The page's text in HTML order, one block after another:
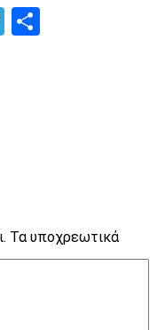
Telegram
Τα υποχρεωτικά